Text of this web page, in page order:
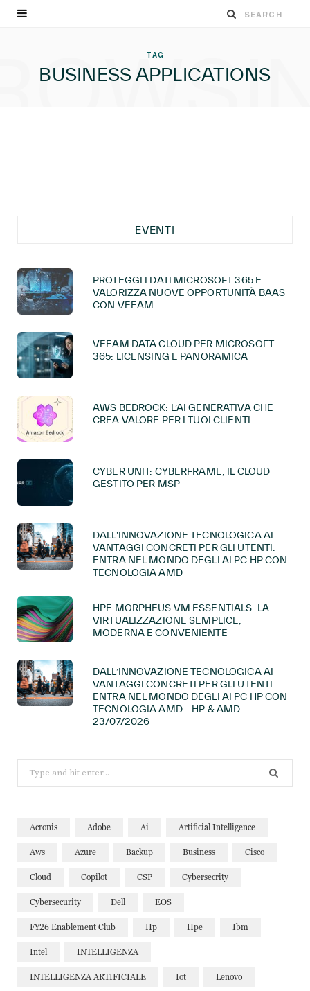
TAG
BUSINESS APPLICATIONS
EVENTI
PROTEGGI I DATI MICROSOFT 365 E
VALORIZZA NUOVE OPPORTUNITÀ BAAS
CON VEEAM
VEEAM DATA CLOUD PER MICROSOFT
365: LICENSING E PANORAMICA
AWS BEDROCK: L’AI GENERATIVA CHE
CREA VALORE PER I TUOI CLIENTI
CYBER UNIT: CYBERFRAME, IL CLOUD
GESTITO PER MSP
DALL’INNOVAZIONE TECNOLOGICA AI
VANTAGGI CONCRETI PER GLI UTENTI.
ENTRA NEL MONDO DEGLI AI PC HP CON
TECNOLOGIA AMD
HPE MORPHEUS VM ESSENTIALS: LA
VIRTUALIZZAZIONE SEMPLICE,
MODERNA E CONVENIENTE
DALL’INNOVAZIONE TECNOLOGICA AI
VANTAGGI CONCRETI PER GLI UTENTI.
ENTRA NEL MONDO DEGLI AI PC HP CON
TECNOLOGIA AMD – HP & AMD –
23/07/2026
for:
Acronis Adobe Ai Artificial Intelligence
Aws Azure Backup Business Cisco
Cloud Copilot CSP Cybersecrity
Cybersecurity Dell EOS
FY26 Enablement Club Hp Hpe Ibm
Intel INTELLIGENZA
INTELLIGENZA ARTIFICIALE Iot Lenovo